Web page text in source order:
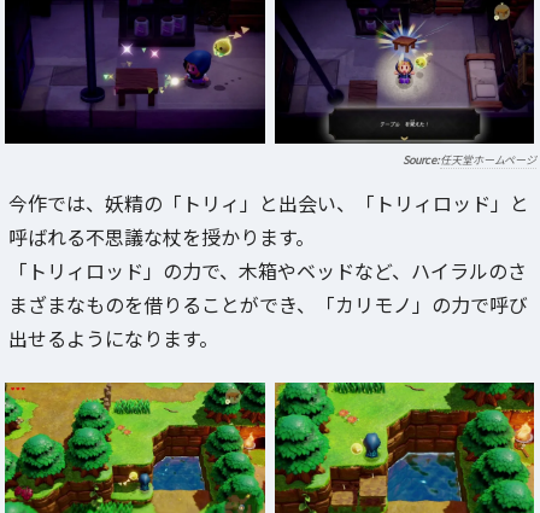
任天堂ホームページ
今作では、妖精の「トリィ」と出会い、「トリィロッド」と
呼ばれる不思議な杖を授かります。
「トリィロッド」の力で、木箱やベッドなど、ハイラルのさ
まざまなものを借りることができ、「カリモノ」の力で呼び
出せるようになります。